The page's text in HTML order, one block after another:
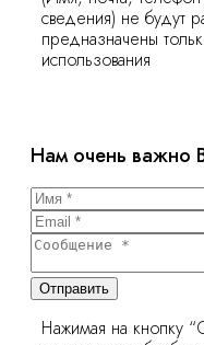
сведения) не будут
предназначены
использования
Нам очень важно
Отправить
Нажимая на кнопку